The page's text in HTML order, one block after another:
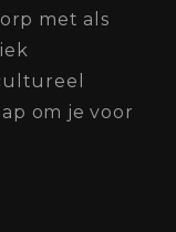
met als
om je voor